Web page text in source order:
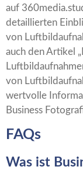
auf
detaillierten
von
auch den Artikel
von
wertvolle
Business
FAQs
Was ist